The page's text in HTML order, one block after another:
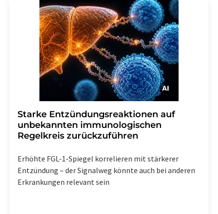
Starke Entzündungsreaktionen auf
unbekannten immunologischen
Regelkreis zurückzuführen
Erhöhte FGL-1-Spiegel korrelieren mit stärkerer
Entzündung – der Signalweg könnte auch bei anderen
Erkrankungen relevant sein